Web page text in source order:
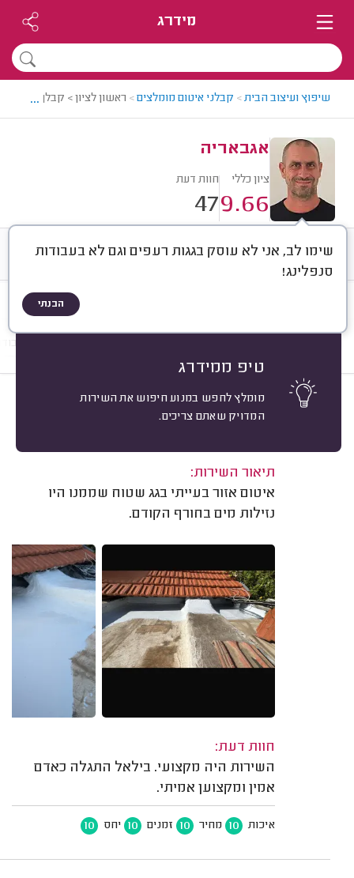
מידרג
שיפוץ ועיצוב הבית> קבלני איטום מומלצים> ראשון לציון > קבלן איטום
...
אגבאריה
ציון כללי
9.66
חוות דעת
47
שימו לב, אני לא עוסק בגגות רעפים וגם לא בעבודות
סנפלינג!
הבנתי
טיפ ממידרג
מומלץ לחפש במנוע חיפוש את השירות
המדויק שאתם צריכים.
חוות דעת ממוצע רישוי ותעודות
עודד גורודצקי, שוהם.
אשרור: 02/08/2026
תיאור השירות:
איטום אזור בעייתי בגג שטוח שממנו היו
נזילות מים בחורף הקודם.
חוות דעת:
השירות היה מקצועי. בילאל התגלה כאדם
אמין ומקצוען אמיתי.
איכות 10 מחיר 10 זמנים 10 יחס 10
10